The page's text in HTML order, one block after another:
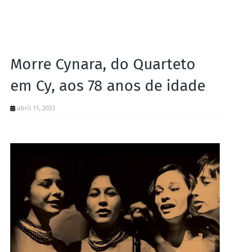
Morre Cynara, do Quarteto
em Cy, aos 78 anos de idade
abril 11, 2023